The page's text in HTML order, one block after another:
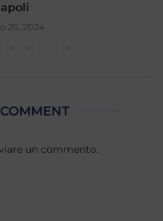
26, 2024
un commento.